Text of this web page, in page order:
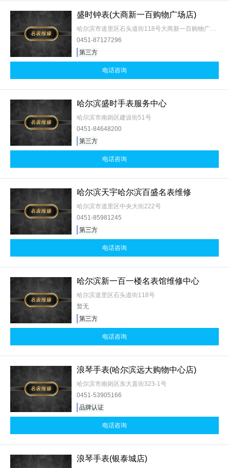
盛时钟表(大商新一百购物广场店)
0451-87127296
第三方
电话咨询
哈尔滨盛时手表服务中心
哈尔滨市南岗区建设街51号
0451-84648200
第三方
电话咨询
哈尔滨天宇哈尔滨百盛名表维修
哈尔滨市道里区中央大街222号
0451-85981245
第三方
电话咨询
哈尔滨新一百一楼名表馆维修中心
哈尔滨道里区石头道街118号
暂无
第三方
电话咨询
浪琴手表(哈尔滨远大购物中心店)
哈尔滨市南岗区东大直街323-1号
0451-53905166
品牌认证
电话咨询
浪琴手表(银泰城店)